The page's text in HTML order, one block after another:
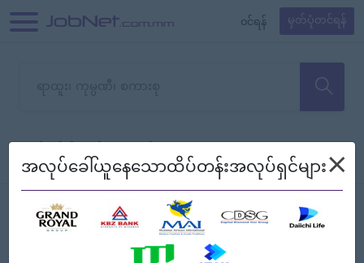
၀င်ရန် မှတ်ပုံတင်ရန်
သော အလုပ်မရှိသေးပါ။
စစ်ရန် စဉ်၍ကြည့်မည်
Myanmar
အလုပ်ခေါ်ယူနေသောထိပ်တန်းအလုပ်ရှင်များ×